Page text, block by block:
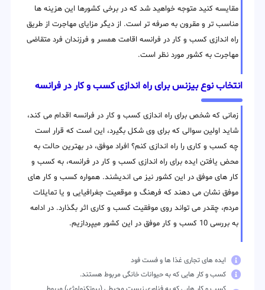
مقایسه کنید متوجه خواهید شد که در برخی کشورها این هزینه ها
مناسب تر و مقرون به صرفه تر است. از دیگر مزایای مهاجرت از طریق
راه اندازی کسب و کار در فرانسه اقامت همسر و فرزندان فرد متقاضی
مهاجرت به کشور مورد نظر است.
انتخاب نوع بیزنس برای راه اندازی کسب و کار در فرانسه
زمانی که شخص برای راه اندازی کسب و کار در فرانسه اقدام می کند،
شاید اولین سوالی که برای وی شکل بگیرد، این است که قرار است
چه کسب و کاری را راه اندازی کنم؟ افراد موفق، در بهترین حالت به
محض یافتن ایده برای راه اندازی کسب و کار در فرانسه، به کسب و
کار های موفق در این کشور نیز می اندیشند. همواره کسب و کار های
موفق نشان می دهند که فرهنگ و موقعیت جغرافیایی و یا تمایلات
مردم، چقدر می تواند روی موفقیت کسب و کاری اثر بگذارد. در ادامه
به بررسی 10 کسب و کار موفق در این کشور میپردازیم.
ایده های تجاری غذا ها و فست فود
کسب و کار هایی که به حیوانات خانگی مربوط هستند.